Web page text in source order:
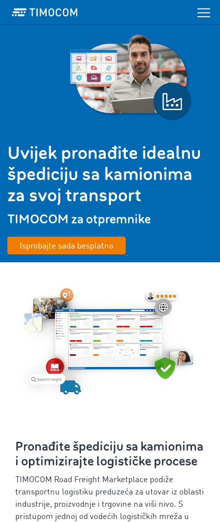
Uvijek pronađite idealnu
špediciju sa kamionima
za svoj transport
TIMOCOM za otpremnike
Isprobajte sada besplatno
Pronađite špediciju sa kamionima
i optimizirajte logističke procese
TIMOCOM Road Freight Marketplace podiže
transportnu logistiku preduzeća za utovar iz oblasti
industrije, proizvodnje i trgovine na viši nivo. S
pristupom jednoj od vodećih logističkih mreža u